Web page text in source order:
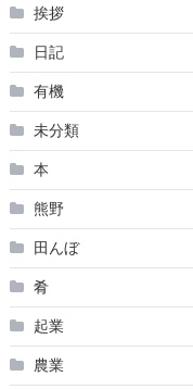
挨拶
日記
有機
未分類
本
熊野
田んぼ
肴
起業
農業